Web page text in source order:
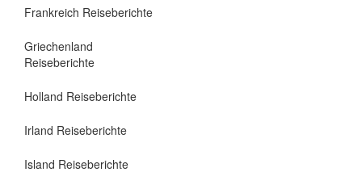
Frankreich Reiseberichte
Griechenland
Reiseberichte
Holland Reiseberichte
Irland Reiseberichte
Island Reiseberichte